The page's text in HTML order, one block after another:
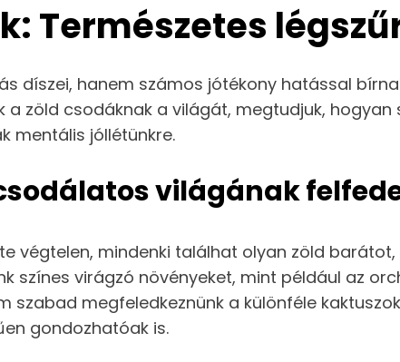
Természetes
díszei, hanem számos jótékony hatással
a zöld csodáknak a világát, megtudjuk,
mentális jóllétünkre.
világának
végtelen, mindenki találhat olyan zöld
színes virágzó növényeket, mint például az
szabad megfeledkeznünk a különféle
gondozhatóak is.